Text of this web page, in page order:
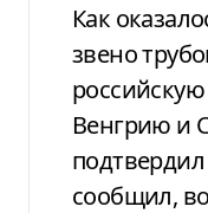
Как
звено
Венгрию и
сообщил,